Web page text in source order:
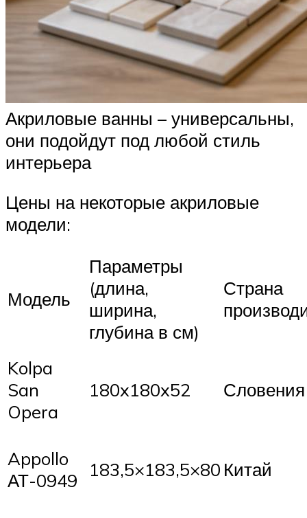
Акриловые ванны – универсальны,
они подойдут под любой стиль
интерьера
Цены на некоторые акриловые
модели:
Модель
Параметры
(длина,
ширина,
глубина в см)
Страна
Kolpa
San
Opera
180x180x52 Словения
Appollo
АТ-0949
183,5×183,5×80 Китай